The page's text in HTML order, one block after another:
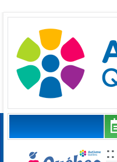
::